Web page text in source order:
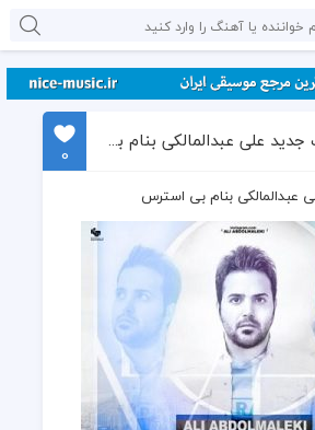
دانلود آهنگ جدید علی عبدالمالکی بنام بی استرس
0
عبدالمالکی بنام بی استرس